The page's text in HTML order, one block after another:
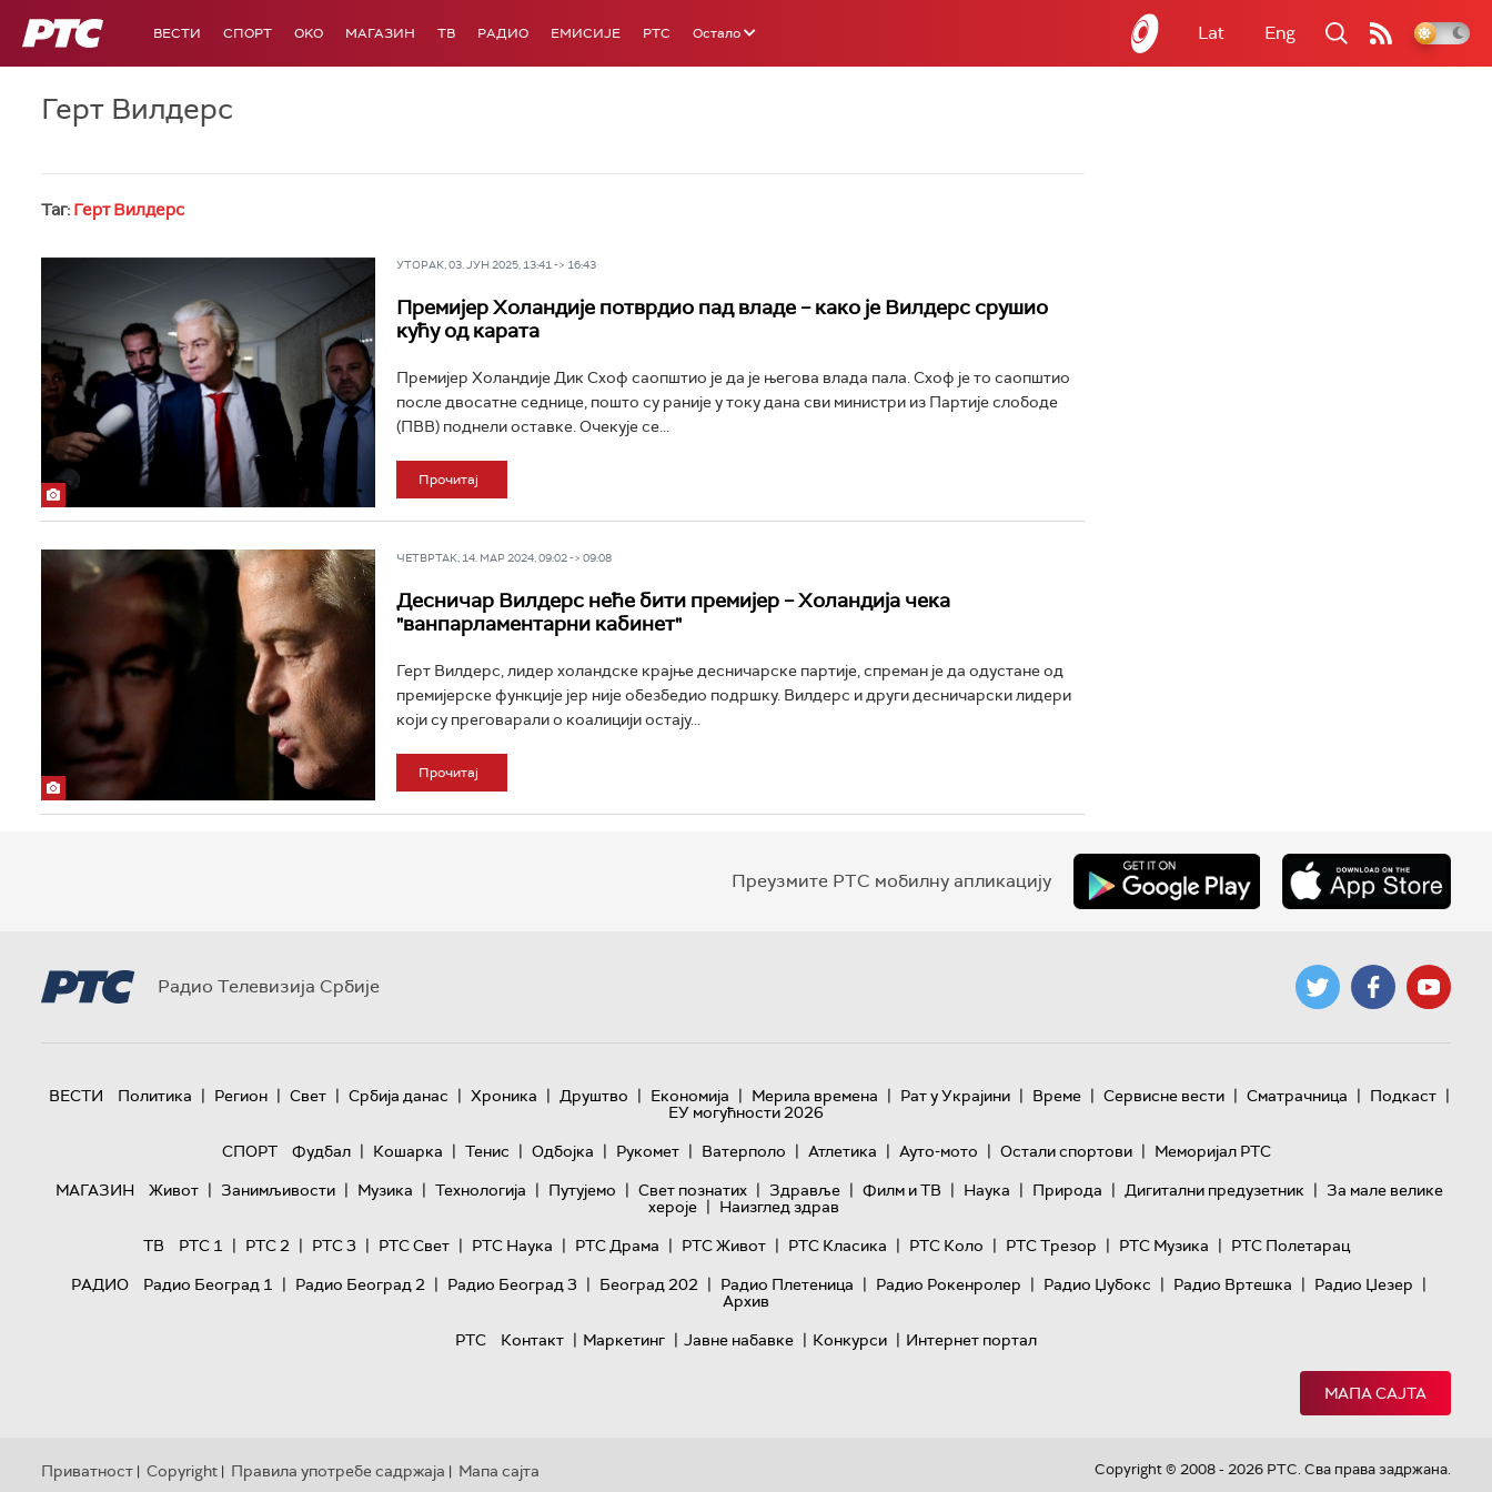
РТС ВЕСТИ СПОРТ OKO МАГАЗИН ТВ РАДИО ЕМИСИЈЕ РТС Остало Lat Eng
Герт Вилдерс
Таг: Герт Вилдерс
УТОРАК, 03. ЈУН 2025, 13:41 -> 16:43
Премијер Холандије потврдио пад владе – како је Вилдерс срушио
кућу од карата
Премијер Холандије Дик Схоф саопштио је да је његова влада пала. Схоф је то саопштио
после двосатне седнице, пошто су раније у току дана сви министри из Партије слободе
(ПВВ) поднели оставке. Очекује се...
Прочитај
ЧЕТВРТАК, 14. МАР 2024, 09:02 -> 09:08
Десничар Вилдерс неће бити премијер – Холандија чека
"ванпарламентарни кабинет"
Герт Вилдерс, лидер холандске крајње десничарске партије, спреман је да одустане од
премијерске функције јер није обезбедио подршку. Вилдерс и други десничарски лидери
који су преговарали о коалицији остају...
Прочитај
Преузмите РТС мобилну апликацију
Радио Телевизија Србије
ВЕСТИ Политика | Регион | Свет | Србија данас | Хроника | Друштво | Економија | Мерила времена | Рат у Украјини | Време | Сервисне вести | Сматрачница | Подкаст |
ЕУ могућности 2026
СПОРТ
Фудбал | Кошарка | Тенис | Одбојка | Рукомет | Ватерполо | Атлетика | Ауто-мото | Остали спортови | Меморијал РТС
МАГАЗИН
Живот | Занимљивости | Музика | Технологијa | Путујемо | Свет познатих | Здравље | Филм и ТВ | Наука | Природа | Дигитални предузетник | За мале велике
хероје | Наизглед здрав
ТВ
РТС 1 | РТС 2 | РТС 3 | РТС Свет | РТС Наука | РТС Драма | РТС Живот | РТС Класика | РТС Коло | РТС Трезор | РТС Музика | РТС Полетарац
РАДИО
Радио Београд 1 | Радио Београд 2 | Радио Београд 3 | Београд 202 | Радио Плетеница | Радио Рокенролер | Радио Џубокс | Радио Вртешка | Радио Џезер |
Архив
РТС
Контакт | Маркетинг | Јавне набавке | Конкурси | Интернет портал
МАПА САЈТА
Приватност | Copyright | Правила употребе садржаја | Мапа сајта Copyright © 2008 - 2026 РТС. Сва права задржана.